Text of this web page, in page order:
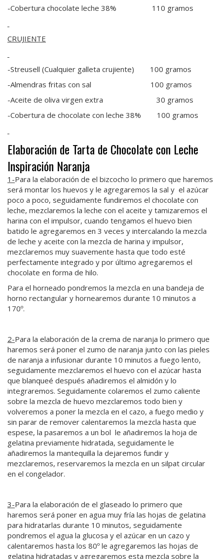
-Cobertura chocolate leche 38% 110 gramos
CRUJIENTE
-Streusell (Cualquier galleta crujiente) 100 gramos
-Almendras fritas con sal 100 gramos
-Aceite de oliva virgen extra 30 gramos
-Cobertura de chocolate con leche 38% 100 gramos
Elaboración de Tarta de Chocolate con Leche
Inspiración Naranja
1-Para la elaboración de el bizcocho lo primero que haremos
será montar los huevos y le agregaremos la sal y el azúcar
poco a poco, seguidamente fundiremos el chocolate con
leche, mezclaremos la leche con el aceite y tamizaremos el
harina con el impulsor, cuando tengamos el huevo bien
batido le agregaremos en 3 veces y intercalando la mezcla
de leche y aceite con la mezcla de harina y impulsor,
mezclaremos muy suavemente hasta que todo esté
perfectamente integrado y por último agregaremos el
chocolate en forma de hilo.
Para el horneado pondremos la mezcla en una bandeja de
horno rectangular y hornearemos durante 10 minutos a
170º.
2-Para la elaboración de la crema de naranja lo primero que
haremos será poner el zumo de naranja junto con las pieles
de naranja a infusionar durante 10 minutos a fuego lento,
seguidamente mezclaremos el huevo con el azúcar hasta
que blanqueé después añadiremos el almidón y lo
integraremos. Seguidamente colaremos el zumo caliente
sobre la mezcla de huevo mezclaremos todo bien y
volveremos a poner la mezcla en el cazo, a fuego medio y
sin parar de remover calentaremos la mezcla hasta que
espese, la pasaremos a un bol le añadiremos la hoja de
gelatina previamente hidratada, seguidamente le
añadiremos la mantequilla la dejaremos fundir y
mezclaremos, reservaremos la mezcla en un silpat circular
en el congelador.
3-Para la elaboración de el glaseado lo primero que
haremos será poner en agua muy fría las hojas de gelatina
para hidratarlas durante 10 minutos, seguidamente
pondremos el agua la glucosa y el azúcar en un cazo y
calentaremos hasta los 80º le agregaremos las hojas de
gelatina hidratadas y agregaremos esta mezcla sobre la